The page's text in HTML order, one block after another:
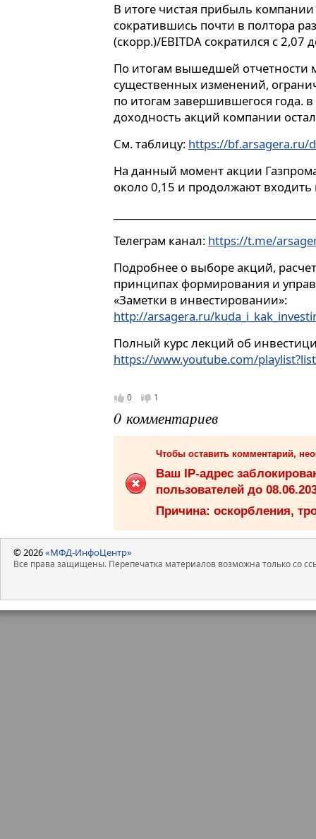
В итоге чистая прибыль
сократившись почти в полтора
(скорр.)/EBITDA сократился с 2,07
По итогам вышедшей отчетности
существенных изменений,
по итогам завершившегося года.
доходность акций компании
См. таблицу: https://bf.arsagera.ru/
На данный момент акции
около 0,15 и продолжают
Телеграм канал: https://t.me/
Подробнее о выборе акций,
принципах формирования и
«Заметки в инвестировании»:
http://arsagera.ru/
Полный курс лекций об
https://www.youtube.com/
0 1
0 комментариев
Чтобы оставить комментарий,
Ваш IP-адрес
пользователей до
Причина: оскорбления,
© 2026«МФД-ИнфоЦентр»
Все права защищены. Перепечатка материалов возможна только со